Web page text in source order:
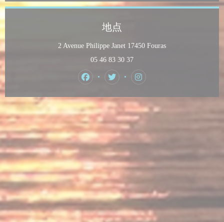
地点
2 Avenue Philippe Janet 17450 Fouras((在新窗口中打开))
05 46 83 30 37
Facebook ((在新窗口中打开))
Twitter ((在新窗口中打开))
Instagram ((在新窗口中